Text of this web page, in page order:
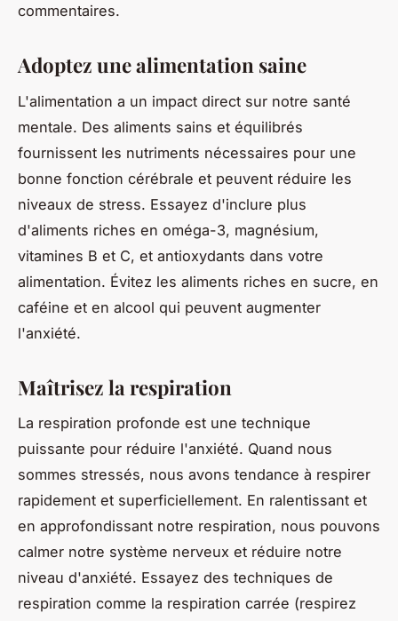
commentaires.
Adoptez une alimentation saine
L'alimentation a un impact direct sur notre santé
mentale. Des aliments sains et équilibrés
fournissent les nutriments nécessaires pour une
bonne fonction cérébrale et peuvent réduire les
niveaux de stress. Essayez d'inclure plus
d'aliments riches en oméga-3, magnésium,
vitamines B et C, et antioxydants dans votre
alimentation. Évitez les aliments riches en sucre, en
caféine et en alcool qui peuvent augmenter
l'anxiété.
Maîtrisez la respiration
La respiration profonde est une technique
puissante pour réduire l'anxiété. Quand nous
sommes stressés, nous avons tendance à respirer
rapidement et superficiellement. En ralentissant et
en approfondissant notre respiration, nous pouvons
calmer notre système nerveux et réduire notre
niveau d'anxiété. Essayez des techniques de
respiration comme la respiration carrée (respirez